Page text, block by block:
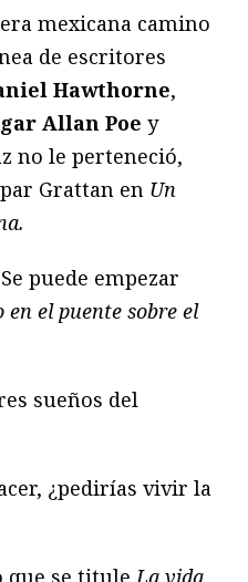
mexicana camino
de escritores
Hawthorne,
Allan Poe y
no le perteneció,
Grattan en Un
puede empezar
en el puente sobre el
sueños del
¿pedirías vivir la
que se titule La vida